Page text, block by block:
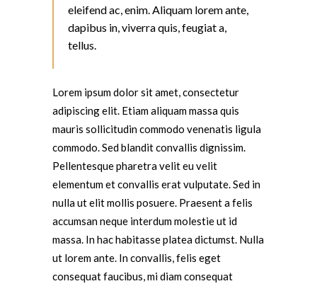
eleifend ac, enim. Aliquam lorem ante,
dapibus in, viverra quis, feugiat a,
tellus.
Lorem ipsum dolor sit amet, consectetur
adipiscing elit. Etiam aliquam massa quis
mauris sollicitudin commodo venenatis ligula
commodo. Sed blandit convallis dignissim.
Pellentesque pharetra velit eu velit
elementum et convallis erat vulputate. Sed in
nulla ut elit mollis posuere. Praesent a felis
accumsan neque interdum molestie ut id
massa. In hac habitasse platea dictumst. Nulla
ut lorem ante. In convallis, felis eget
consequat faucibus, mi diam consequat